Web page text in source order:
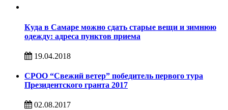
Куда в Самаре можно сдать старые вещи и зимнюю
одежду: адреса пунктов приема
19.04.2018
СРОО “Свежий ветер” победитель первого тура
Президентского гранта 2017
02.08.2017